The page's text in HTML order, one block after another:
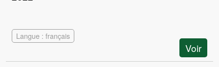
Langue : français
Voir